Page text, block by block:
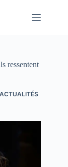
ressentent
ACTUALITÉS